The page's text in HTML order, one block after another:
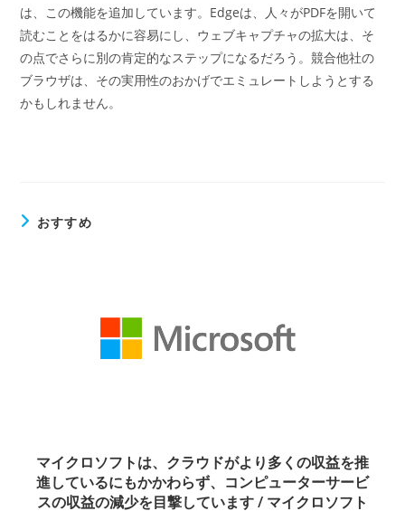
は、この機能を追加しています。Edgeは、人々がPDFを開いて
読むことをはるかに容易にし、ウェブキャプチャの拡大は、そ
の点でさらに別の肯定的なステップになるだろう。競合他社の
ブラウザは、その実用性のおかげでエミュレートしようとする
かもしれません。
おすすめ
マイクロソフトは、クラウドがより多くの収益を推
進しているにもかかわらず、コンピューターサービ
スの収益の減少を目撃しています / マイクロソフト